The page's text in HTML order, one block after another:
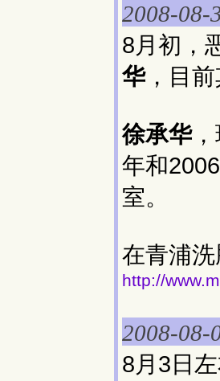
2008-08-
8月初，
华，目
徐承华
年和
室。
在青浦
http://
2008-08-
8月3日